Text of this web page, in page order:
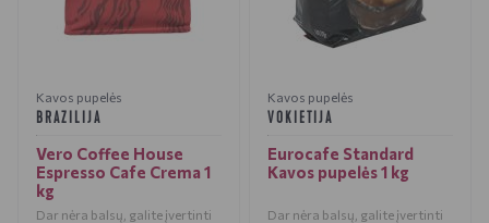
Kavos pupelės
BRAZILIJA
Vero Coffee House
Espresso Cafe Crema 1
kg
Dar nėra balsų, galite įvertinti
Kavos pupelės
VOKIETIJA
Eurocafe Standard
Kavos pupelės 1 kg
Dar nėra balsų, galite įvertinti